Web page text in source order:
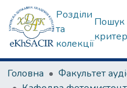
Розділи
та
колекції
Пошук
Головна